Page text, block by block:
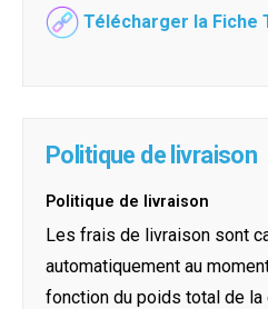
Télécharger la Fiche
Politique de livraison
Politique de livraison
Les frais de livraison sont
automatiquement au
fonction du poids total de la